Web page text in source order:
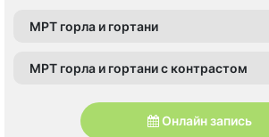
МРТ горла и гортани
МРТ горла и гортани с контрастом
Онлайн запись